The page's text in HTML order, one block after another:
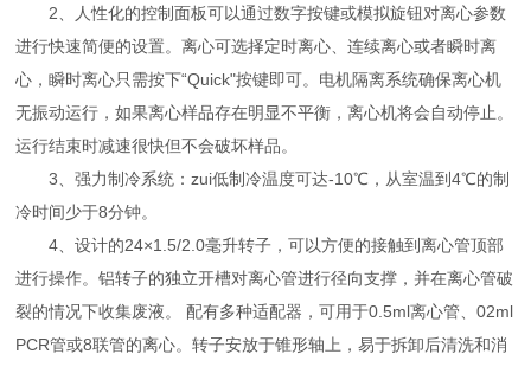
2、人性化的控制面板可以通过数字按键或模拟旋钮对离心参数
进行快速简便的设置。离心可选择定时离心、连续离心或者瞬时离
心，瞬时离心只需按下“Quick"按键即可。电机隔离系统确保离心机
无振动运行，如果离心样品存在明显不平衡，离心机将会自动停止。
运行结束时减速很快但不会破坏样品。
3、强力制冷系统：zui低制冷温度可达-10℃，从室温到4℃的制
冷时间少于8分钟。
4、设计的24×1.5/2.0毫升转子，可以方便的接触到离心管顶部
进行操作。铝转子的独立开槽对离心管进行径向支撑，并在离心管破
裂的情况下收集废液。 配有多种适配器，可用于0.5ml离心管、02ml
PCR管或8联管的离心。转子安放于锥形轴上，易于拆卸后清洗和消